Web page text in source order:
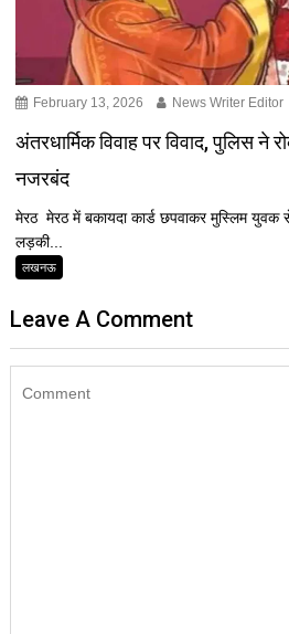
February 13, 2026 News Writer Editor
अंतरधार्मिक विवाह पर विवाद, पुलिस ने
नजरबंद
मेरठ मेरठ में बकायदा कार्ड छपवाकर मुस्लिम युवक
लड़की...
लखनऊ
Leave A Comment